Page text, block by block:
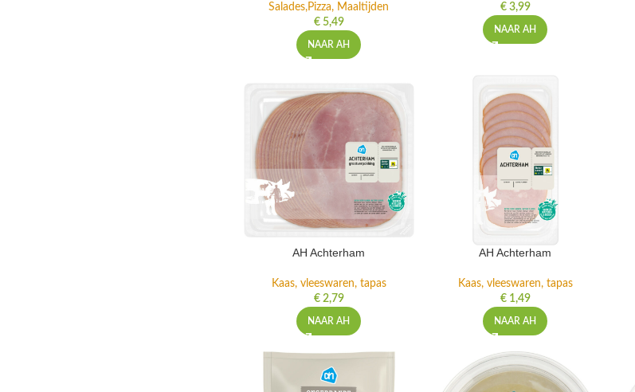
Salades,Pizza, Maaltijden
€5,49
NAAR AH
€3,99
NAAR AH
AH Achterham
Kaas, vleeswaren, tapas
€2,79
NAAR AH
AH Achterham
Kaas, vleeswaren, tapas
€1,49
NAAR AH